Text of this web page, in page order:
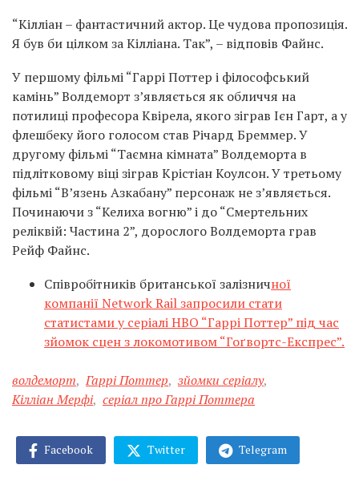
“Кілліан – фантастичний актор. Це чудова пропозиція.
Я був би цілком за Кілліана. Так”, – відповів Файнс.
У першому фільмі “Гаррі Поттер і філософський
камінь” Волдеморт з’являється як обличчя на
потилиці професора Квірела, якого зіграв Ієн Гарт, а у
флешбеку його голосом став Річард Бреммер. У
другому фільмі “Таємна кімната” Волдеморта в
підлітковому віці зіграв Крістіан Коулсон. У третьому
фільмі “В’язень Азкабану” персонаж не з’являється.
Починаючи з “Келиха вогню” і до “Смертельних
реліквій: Частина 2”, дорослого Волдеморта грав
Рейф Файнс.
Співробітників британської залізничної
компанії Network Rail запросили стати
статистами у серіалі НВО “Гаррі Поттер” під час
зйомок сцен з локомотивом “Гоґвортс-Експрес”.
волдеморт, Гаррі Поттер, зйомки серіалу,
Кілліан Мерфі, серіал про Гаррі Поттера
Facebook Twitter Telegram